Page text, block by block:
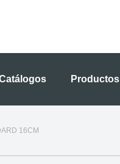
Productos
16CM